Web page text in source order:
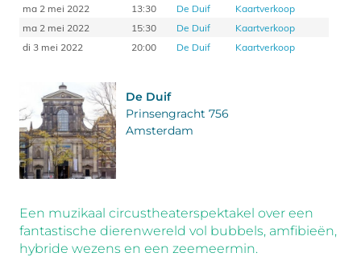
ma 2 mei 2022
13:30 De Duif
Kaartverkoop
ma 2 mei 2022
15:30 De Duif
Kaartverkoop
di 3 mei 2022
20:00 De Duif Kaartverkoop
De Duif
Prinsengracht 756
Amsterdam
Een muzikaal circustheaterspektakel over een
fantastische dierenwereld vol bubbels, amfibieën,
hybride wezens en een zeemeermin.